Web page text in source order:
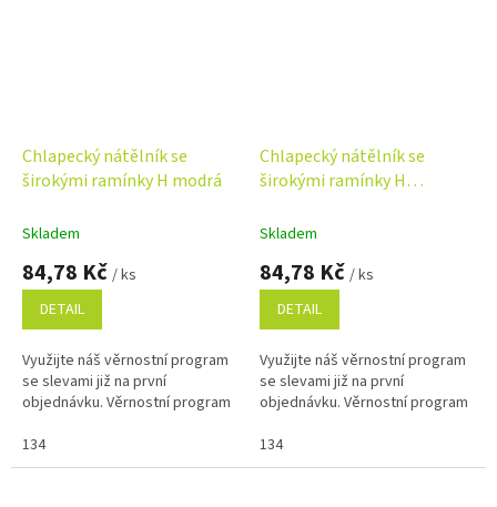
Chlapecký nátělník se
širokými ramínky H modrá
Skladem
84,78 Kč / ks
DETAIL
Využijte náš věrnostní program
se slevami již na první
objednávku. Věrnostní program
134
Chlapecký nátělník se
širokými ramínky H
Skladem
84,78 Kč / ks
DETAIL
Využijte náš věrnostní program
se slevami již na první
objednávku. Věrnostní program
134